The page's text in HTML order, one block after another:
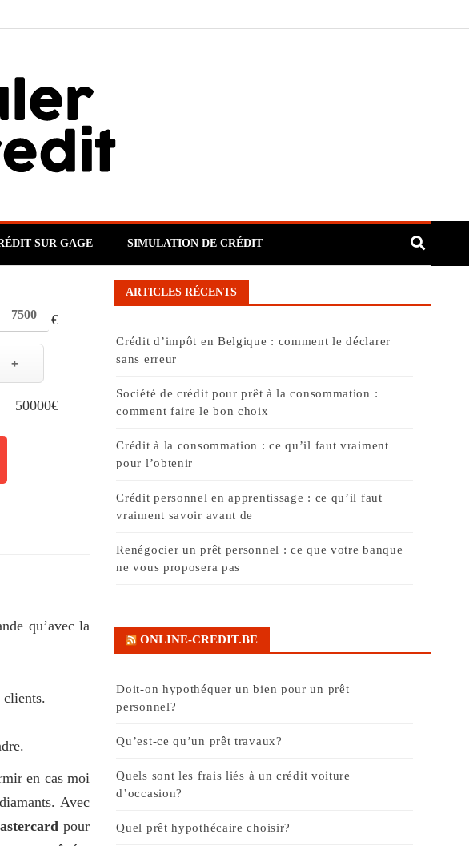
SUR GAGE SIMULATION DE CRÉDIT
€
+
50000€
qu’avec la
clients.
en cas moi
Avec
pour
ARTICLES RÉCENTS
Crédit d’impôt en Belgique : comment le déclarer
sans erreur
Société de crédit pour prêt à la consommation :
comment faire le bon choix
Crédit à la consommation : ce qu’il faut vraiment
pour l’obtenir
Crédit personnel en apprentissage : ce qu’il faut
vraiment savoir avant de
Renégocier un prêt personnel : ce que votre banque
ne vous proposera pas
ONLINE-CREDIT.BE
Doit-on hypothéquer un bien pour un prêt
personnel?
Qu’est-ce qu’un prêt travaux?
Quels sont les frais liés à un crédit voiture
d’occasion?
Quel prêt hypothécaire choisir?